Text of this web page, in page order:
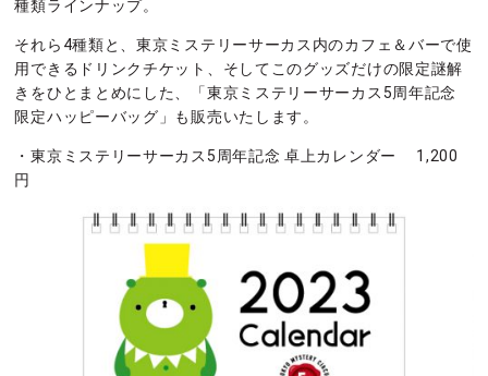
種類ラインナップ。
それら4種類と、東京ミステリーサーカス内のカフェ＆バーで使
用できるドリンクチケット、そしてこのグッズだけの限定謎解
きをひとまとめにした、「東京ミステリーサーカス5周年記念
限定ハッピーバッグ」も販売いたします。
・東京ミステリーサーカス5周年記念 卓上カレンダー 1,200
円